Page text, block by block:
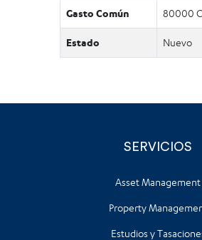
Gasto Común 80000
Estado Nuevo
SERVICIOS
Asset Management
Property
Estudios y